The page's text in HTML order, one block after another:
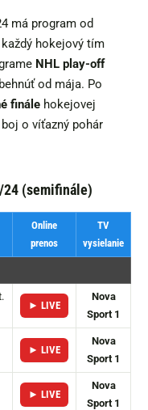
má program od
hokejový tím
NHL play-off
od mája. Po
finále hokejovej
o víťazný pohár
24 (semifinále)
Online
prenos
TV
vysielanie
► LIVE
Nova
Sport 1
► LIVE
Nova
Sport 1
► LIVE
Nova
Sport 1